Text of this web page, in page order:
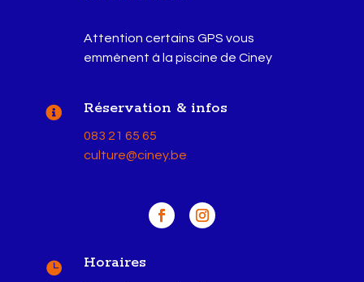
Attention certains GPS vous
emmènent à la piscine de Ciney
 Réservation & infos
083 21 65 65
culture@ciney.be
 Horaires